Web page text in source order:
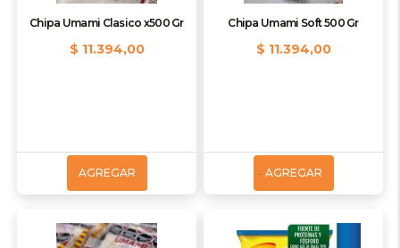
Chipa Umami Clasico x500 Gr
$ 11.394,00
AGREGAR
Chipa Umami Soft 500 Gr
$ 11.394,00
AGREGAR